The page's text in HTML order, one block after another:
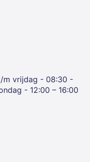
m vrijdag - 08:30 -
- 12:00 – 16:00